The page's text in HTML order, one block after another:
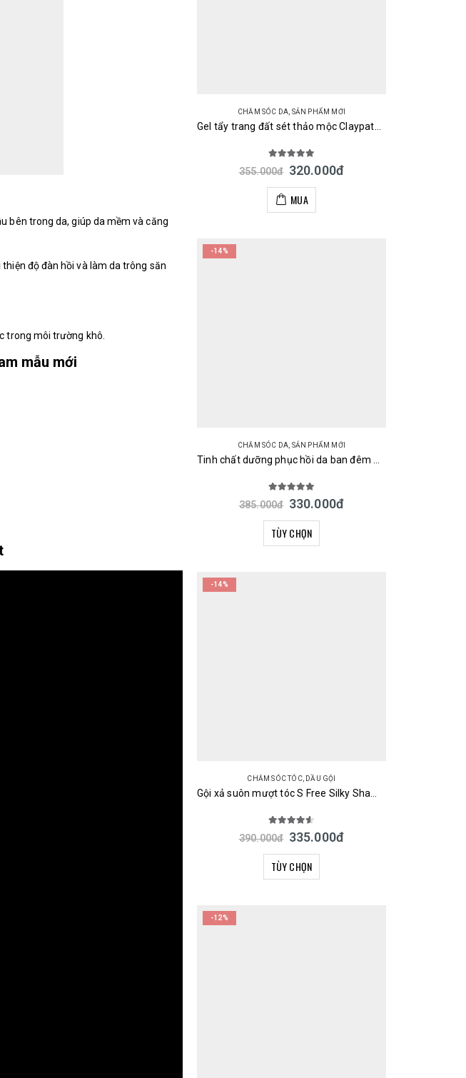
bên trong da, giúp da mềm và căng
độ đàn hồi và làm da trông săn
trong môi trường khô.
mẫu mới
CHĂM SÓC DA, SẢN PHẨM MỚI
Gel tẩy trang đất sét thảo mộc Claypathy Deep Cleansing Gel 300ml Nhật Bản
out of 5
355.000đ 320.000đ
MUA
-14%
CHĂM SÓC DA, SẢN PHẨM MỚI
Tinh chất dưỡng phục hồi da ban đêm URUYOI Night Repair Essence Cosmetex Roland 100ml Nhật Bản
out of 5
385.000đ 330.000đ
TÙY CHỌN
-14%
CHĂM SÓC TÓC, DẦU GỘI
Gội xả suôn mượt tóc S Free Silky Shampoo & Treatment Smooth 480ml Nhật
out of 5
390.000đ 335.000đ
TÙY CHỌN
-12%